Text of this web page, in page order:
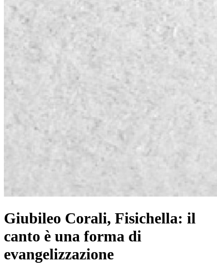
Giubileo Corali, Fisichella: il
canto è una forma di
evangelizzazione